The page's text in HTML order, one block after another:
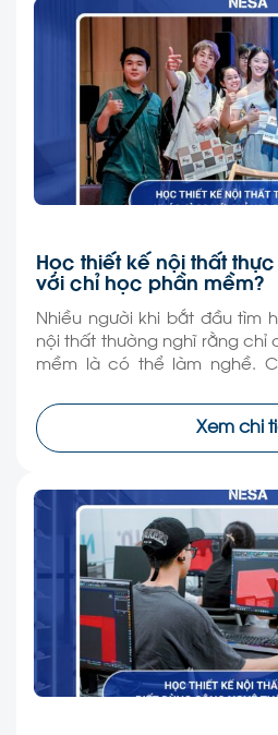
Học thiết kế nội thất
với chỉ học phần mềm?
Nhiều người khi bắt đầu tìm
nội thất thường nghĩ rằng chỉ
mềm là có thể làm nghề.
có thể tạo ra những bản
Xem chi